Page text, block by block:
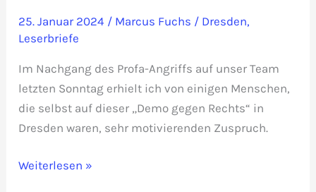
25. Januar 2024 / Marcus Fuchs / Dresden,
Leserbriefe
Im Nachgang des Profa-Angriffs auf unser Team
letzten Sonntag erhielt ich von einigen Menschen,
die selbst auf dieser „Demo gegen Rechts“ in
Dresden waren, sehr motivierenden Zuspruch.
Leserbrief
Weiterlesen »